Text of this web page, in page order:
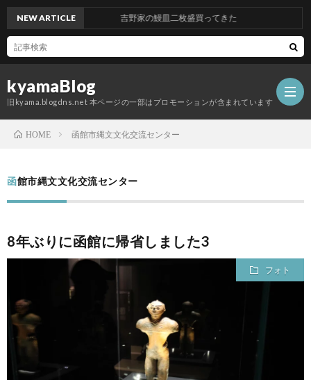
kyamaBlog
旧kyama.blogdns.net 本ページの一部はプロモーションが含まれています
NEW ARTICLE 吉野家の鰻皿二枚盛買ってきた
HOME 函館市縄文文化交流センター
函館市縄文文化交流センター
8年ぶりに函館に帰省しました3
フォト